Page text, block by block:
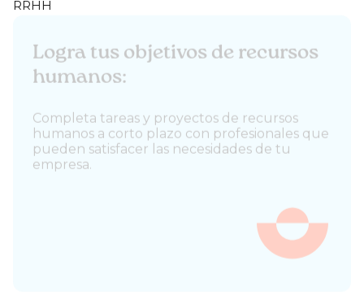
RRHH
Calidad garantizada:
nosotros han sido previamente entrevistados,
y cuentan con un mínimo de 4 años de
experiencia trabajando en puestos de
recursos humanos.